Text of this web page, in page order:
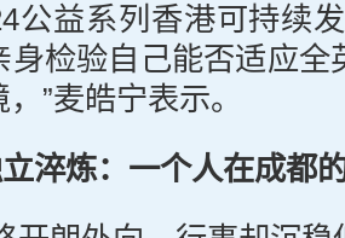
公益系列香港可持续
身检验自己能否适应全
”麦皓宁表示。
淬炼：一个人在成都